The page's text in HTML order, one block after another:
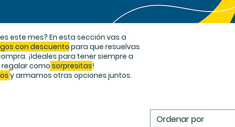
este mes? En esta sección vas a
con descuentopara que resuelvas
¡Ideales para tener siempre a
comosorpresitas!
y armamos otras opciones juntos.
Ordenar por